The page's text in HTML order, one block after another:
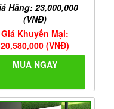
Hãng: 23,000,000
(VNĐ)
Giá Khuyến Mại:
20,580,000 (VNĐ)
MUA NGAY